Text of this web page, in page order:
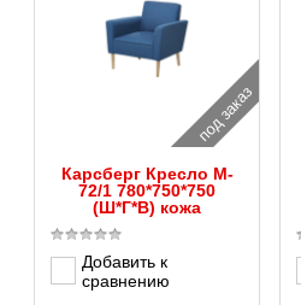
под заказ
Карсберг Кресло M-
72/1 780*750*750
(Ш*Г*В) кожа
Добавить к
сравнению